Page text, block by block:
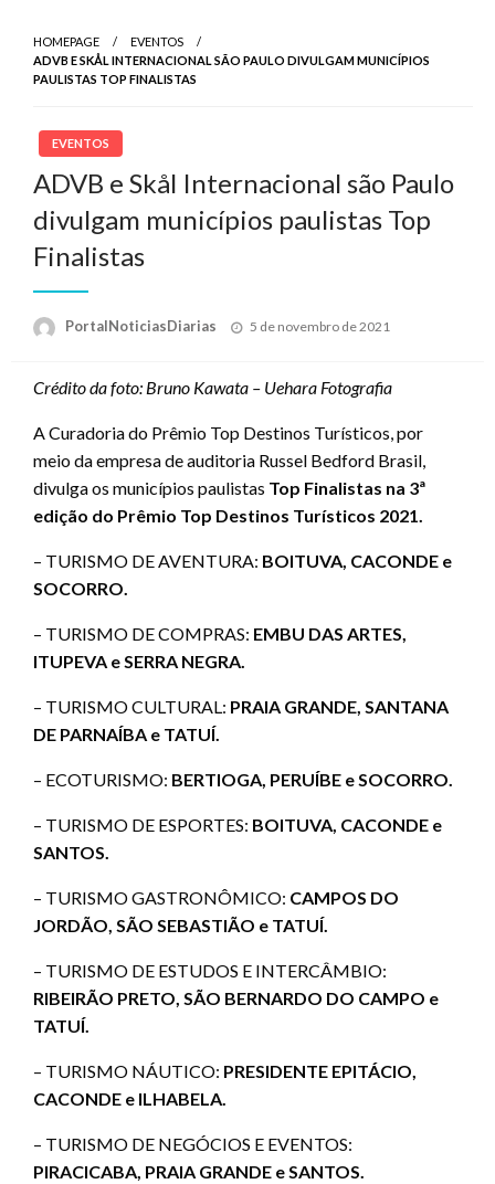
HOMEPAGE
EVENTOS
ADVB E SKÅL INTERNACIONAL SÃO PAULO DIVULGAM MUNICÍPIOS
PAULISTAS TOP FINALISTAS
EVENTOS
ADVB e Skål Internacional são Paulo
divulgam municípios paulistas Top
Finalistas
PortalNoticiasDiarias
Posted
5 de novembro de 2021
Crédito da foto: Bruno Kawata – Uehara Fotografia
A Curadoria do Prêmio Top Destinos Turísticos, por
meio da empresa de auditoria Russel Bedford Brasil,
divulga os municípios paulistas Top Finalistas na 3ª
edição do Prêmio Top Destinos Turísticos 2021.
– TURISMO DE AVENTURA: BOITUVA, CACONDE e
SOCORRO.
– TURISMO DE COMPRAS: EMBU DAS ARTES,
ITUPEVA e SERRA NEGRA.
– TURISMO CULTURAL: PRAIA GRANDE, SANTANA
DE PARNAÍBA e TATUÍ.
– ECOTURISMO: BERTIOGA, PERUÍBE e SOCORRO.
– TURISMO DE ESPORTES: BOITUVA, CACONDE e
SANTOS.
– TURISMO GASTRONÔMICO: CAMPOS DO
JORDÃO, SÃO SEBASTIÃO e TATUÍ.
– TURISMO DE ESTUDOS E INTERCÂMBIO:
RIBEIRÃO PRETO, SÃO BERNARDO DO CAMPO e
TATUÍ.
– TURISMO NÁUTICO: PRESIDENTE EPITÁCIO,
CACONDE e ILHABELA.
– TURISMO DE NEGÓCIOS E EVENTOS:
PIRACICABA, PRAIA GRANDE e SANTOS.